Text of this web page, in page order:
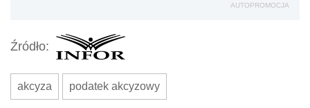
AUTOPROMOCJA
Źródło:
akcyza podatek akcyzowy